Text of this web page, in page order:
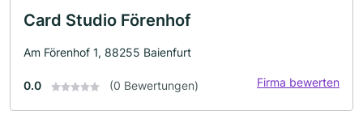
Card Studio Förenhof
Am Förenhof 1, 88255 Baienfurt
0.0 (0 Bewertungen) Firma bewerten